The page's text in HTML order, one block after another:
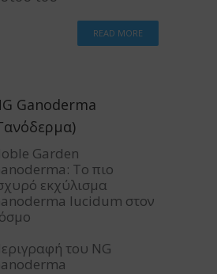
READ MORE
Ganoderma
Garden
Το πιο
εκχύλισμα
lucidum στον
του NG